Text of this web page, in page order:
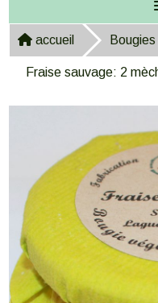
accueil
Fraise sauvage: 2